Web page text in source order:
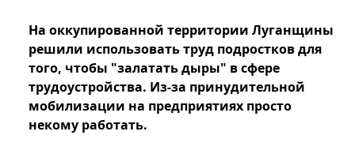
На оккупированной территории Луганщины
решили использовать труд подростков для
того, чтобы "залатать дыры" в сфере
трудоустройства. Из-за принудительной
мобилизации на предприятиях просто
некому работать.